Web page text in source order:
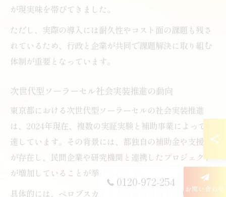
が現実味を帯びてきました。
ただし、実際の導入には耐久性やコスト面の課題も残さ
れているため、行政と企業が共同で課題解決に取り組む
体制が重要となっています。
次世代型ソーラーセル社会実装推進の動向
東京都における次世代型ソーラーセルの社会実装推進
は、2024年現在、複数の実証実験と補助事業によって加
速しています。その背景には、都独自の補助金や支援策
が存在し、民間企業や研究機関と連携したプロジェクト
が増加していることが挙げられます。
具体的には、ペロブスカイト太陽電池の屋上設置や建材
0120-972-254 お問い合わせ